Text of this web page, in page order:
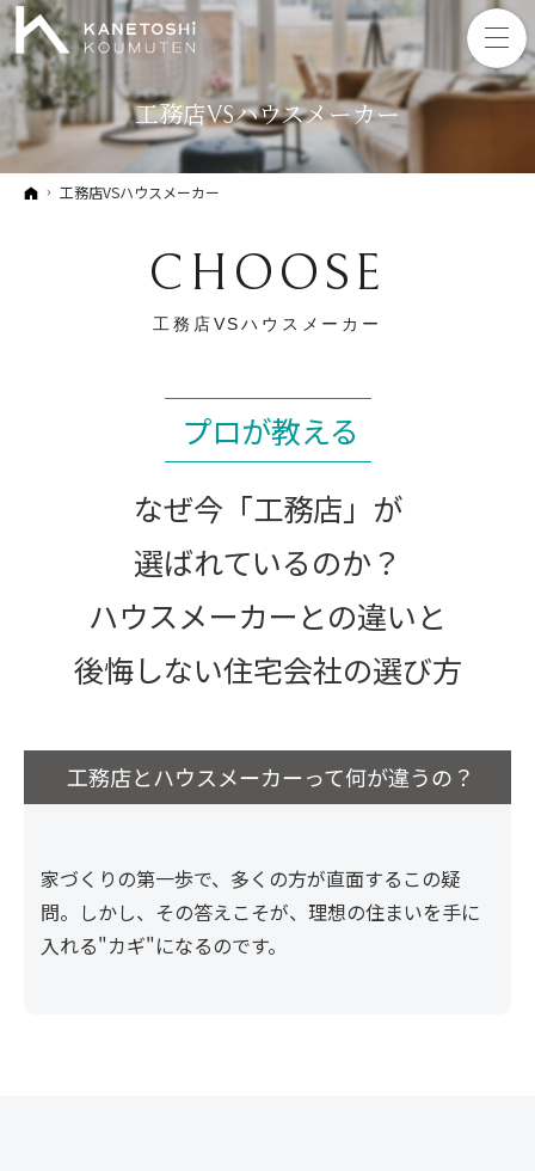
工務店VSハウスメーカー
ホーム
工務店VSハウスメーカー
CHOOSE
工務店VSハウスメーカー
プロが教える
なぜ今「工務店」が
選ばれているのか？
ハウスメーカーとの違いと
後悔しない住宅会社の選び方
工務店とハウスメーカーって何が違うの？
家づくりの第一歩で、多くの方が直面するこの疑
問。しかし、その答えこそが、理想の住まいを手に
入れる"カギ"になるのです。